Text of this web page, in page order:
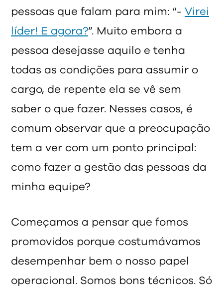
pessoas que falam para mim: “- Virei
líder! E agora?”. Muito embora a
pessoa desejasse aquilo e tenha
todas as condições para assumir o
cargo, de repente ela se vê sem
saber o que fazer. Nesses casos, é
comum observar que a preocupação
tem a ver com um ponto principal:
como fazer a gestão das pessoas da
minha equipe?
Começamos a pensar que fomos
promovidos porque costumávamos
desempenhar bem o nosso papel
operacional. Somos bons técnicos. Só